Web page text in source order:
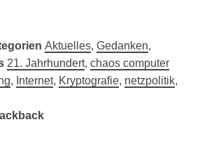
Aktuelles, Gedanken,
21. Jahrhundert, chaos computer
, Internet, Kryptografie, netzpolitik,